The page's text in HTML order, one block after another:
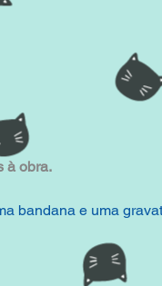
à obra.
bandana e uma